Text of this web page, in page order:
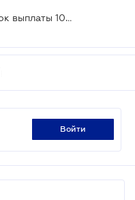
Правительство утвердило порядок выплаты 1000 грн за вакцинацию: какой бизнес участвует в программе
войти